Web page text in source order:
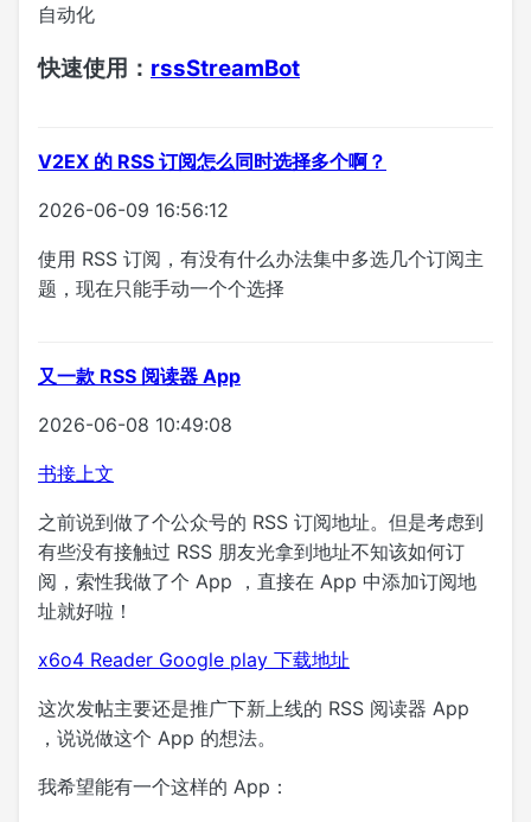
自动化
快速使用： rssStreamBot
V2EX 的 RSS 订阅怎么同时选择多个啊？
2026-06-09 16:56:12
使用 RSS 订阅，有没有什么办法集中多选几个订阅主
题，现在只能手动一个个选择
又一款 RSS 阅读器 App
2026-06-08 10:49:08
书接上文
之前说到做了个公众号的 RSS 订阅地址。但是考虑到
有些没有接触过 RSS 朋友光拿到地址不知该如何订
阅，索性我做了个 App ，直接在 App 中添加订阅地
址就好啦！
x6o4 Reader Google play 下载地址
这次发帖主要还是推广下新上线的 RSS 阅读器 App
，说说做这个 App 的想法。
我希望能有一个这样的 App：